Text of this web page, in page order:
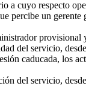
a cuyo respecto
percibe un gerente
provisional
del servicio,
caducada, los
del servicio,